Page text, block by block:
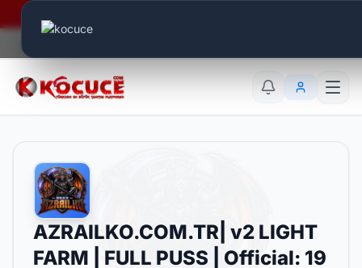
AZRAILKO.COM.TR| v2 LIGHT
FARM | FULL PUSS | Official: 19